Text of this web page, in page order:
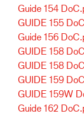
Guide 154
GUIDE 155
Guide 156
GUIDE 158
GUIDE 158
GUIDE 159
GUIDE 159W
Guide 162